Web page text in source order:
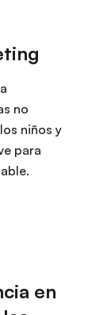
no
niños y
para